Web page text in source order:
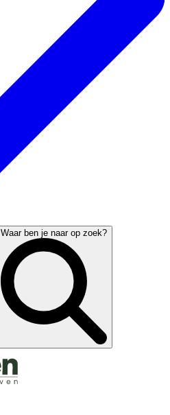
Waar ben je naar op zoek?